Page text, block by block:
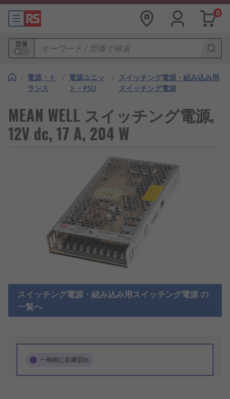
0
型番
/ 電源・ト
ランス
/ 電源ユニッ
ト・PSU
/ スイッチング電源・組み込み用
スイッチング電源
MEAN WELL スイッチング電源,
12V dc, 17 A, 204 W
スイッチング電源・組み込み用スイッチング電源 の
一覧へ
一時的に在庫切れ